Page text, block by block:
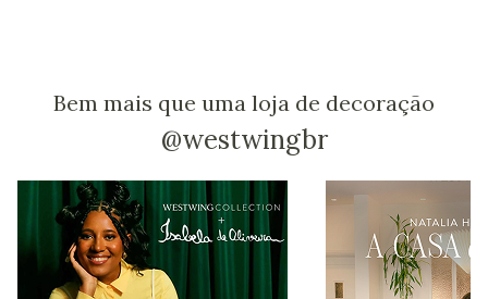
Bem mais que uma loja de decoração
@westwingbr